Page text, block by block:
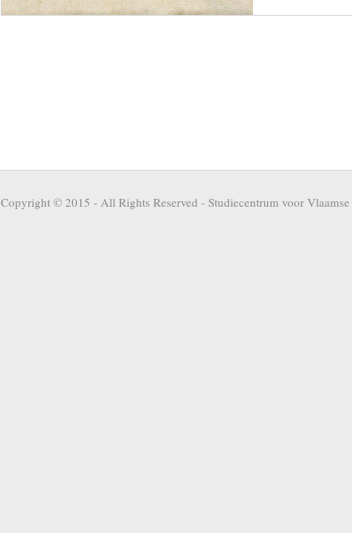
Copyright © 2015 - All Rights Reserved - Studiecentrum voor